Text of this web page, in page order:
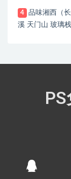
4
品味湘西（
溪 天门山 玻璃